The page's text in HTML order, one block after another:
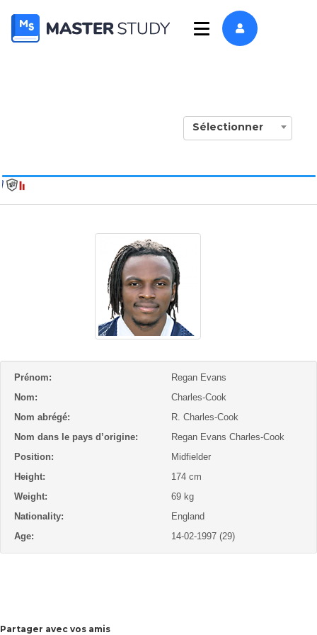
Sélectionner
Prénom:
Regan Evans
Nom:
Charles-Cook
Nom abrégé:
R. Charles-Cook
Nom dans le pays d’origine:
Regan Evans Charles-Cook
Position:
Midfielder
Height:
174 cm
Weight:
69 kg
Nationality:
England
Age:
14-02-1997 (29)
Partager avec vos amis